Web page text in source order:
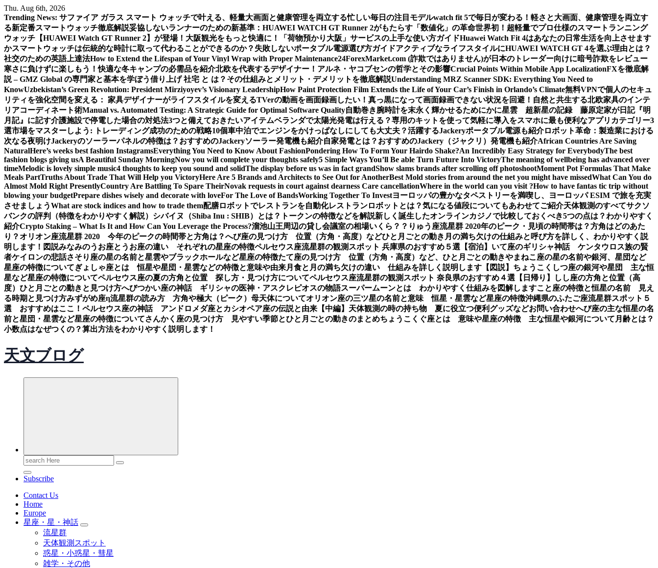
Skip
to
content
Thu. Aug 6th, 2026
Trending News: サファイア ガラス スマート ウォッチで叶える、軽量大画面と健康管理を両立する忙しい毎日の注目モデルwatch fit 5で毎日が変わる！軽さと大画面、健康管理を両立す
る新定番スマートウォッチ徹底解説妥協しないランナーのための新基準：HUAWEI WATCH GT Runner 2がもたらす「数値化」の革命世界初！超軽量でプロ仕様のスマートランニング
ウォッチ【HUAWEI Watch GT Runner 2】が登場！ 大阪観光をもっと快適に！「荷物預かり大阪」サービスの上手な使い方ガイドHuawei Watch Fit 4はあなたの日常生活を向上させます
かスマートウォッチは伝統的な時計に取って代わることができるのか？ 失敗しないポータブル電源選び方ガイドアクティブなライフスタイルにHUAWEI WATCH GT 4を選ぶ理由とは？
社交のための英語上達法How to Extend the Lifespan of Your Vinyl Wrap with Proper Maintenance24ForexMarket.com (詐欺ではありません)が日本のトレーダー向けに暗号詐欺をレビュー
寒さに負けずに楽しもう！快適な冬キャンプの必需品を紹介北欧を代表するデザイナー！アルネ・ヤコブセンの哲学とその影響Crucial Points Within Mobile App LocalizationFXを徹底解
説 – GMZ Global の専門家と基本を学ぼう借り上げ 社宅 と は？その仕組みとメリット・デメリットを徹底解説Understanding MRZ Scanner SDK: Everything You Need to
KnowUzbekistan’s Green Revolution: President Mirziyoyev’s Visionary LeadershipHow Paint Protection Film Extends the Life of Your Car’s Finish in Orlando’s Climate無料VPNで個人のセキュ
リティを強化空間を変える： 家具デザイナーがライフスタイルを変えるTVerの動画を画面録画したい！真っ黒になって画面録画できない状況を回避！ 自然と共生する北欧家具のインテ
リアコーディネート術Manual vs. Automated Testing: A Strategic Guide for Optimal Software Quality自動巻き腕時計を末永く輝かせるためにかに星雲 超新星の記録 藤原定家が日記『明
月記』に記す介護施設で停電した場合の対処法3つと備えておきたいアイテムベランダで太陽光発電は行える？専用のキットを使って気軽に導入をスマホに最も便利なアプリカテゴリー3
選市場をマスターしよう: トレーディング成功のための戦略10個車中泊でエンジンをかけっぱなしにしても大丈夫？活躍するJackeryポータブル電源も紹介ロボット革命：製造業における
次なる夜明けJackeryのソーラーパネルの特徴は？おすすめのJackeryソーラー発電機も紹介自家発電とは？おすすめのJackery（ジャクリ）発電機も紹介African Countries Are Saving
NaturalHere’s weeks best fashion InstagramsEverything You Need to Know About FashionPondering How To Form Your Hairdo Shake?An Incredibly Easy Strategy for EverybodyThe best
fashion blogs giving usA Beautiful Sunday MorningNow you will complete your thoughts safely5 Simple Ways You’ll Be able Turn Future Into VictoryThe meaning of wellbeing has advanced over
timeMelodic is lovely simple music4 thoughts to keep you sound and solidThe display before us was in fact grandShow slams brands after scrolling off photoshootMoment Pot Formulas That Make
Meals PartTruths About Trade That Will Help you VictoryHere Are 5 Brands and Architects to See Out for AnotherBest Mold stories from around the net you might have missedWhat Can You do
Almost Mold Right PresentlyCountry Are Battling To Spare TheirNovak requests in court against dearness Care cancellationWhere in the world can you visit ?How to have fantas tic trip without
blowing your budgetPrepare dishes wisely and decorate with loveFor The Love of BandsWorking Together To Investヨーロッパの豊かなタペストリーを満喫し、ヨーロッパ ESIM で旅を充実
させましょうWhat are stock indices and how to trade them配膳ロボットでレストランを自動化レストランロボットとは？気になる値段についてもあわせてご紹介天体観測のすべてサクソ
バンクの評判（特徴をわかりやすく解説） シバイヌ（Shiba Inu : SHIB）とは？トークンの特徴などを解説新しく誕生したオンラインカジノで比較しておくべき5つの点は？わかりやすく
紹介Crypto Staking – What Is It and How Can You Leverage the Process?溜池山王周辺の貸し会議室の相場いくら？？ りゅう座流星群 2020年のピーク・見頃の時間帯は？方角はどのあた
り？オリオン座流星群 2020 今年のピークの時間帯と方角は？へび座の見つけ方 位置（方角・高度）などひと月ごとの動き 月の満ち欠けの仕組みと呼び方を詳しく、わかりやすく説
明します！図説みなみのうお座とうお座の違い それぞれの星座の特徴ペルセウス座流星群の観測スポット 兵庫県のおすすめ５選【宿泊】 いて座のギリシャ神話 ケンタウロス族の賢
者ケイロンの悲話さそり座の星の名前と星雲やブラックホールなど星座の特徴たて座の見つけ方 位置（方角・高度）など、ひと月ごとの動きやまねこ座の星の名前や銀河、星団など
星座の特徴についてぎょしゃ座とは 恒星や星団・星雲などの特徴と意味や由来月食と月の満ち欠けの違い 仕組みを詳しく説明します【図説】 ちょうこくしつ座の銀河や星団 主な恒
星など星座の特徴についてペルセウス座の夏の方角と位置 探し方・見つけ方についてペルセウス座流星群の観測スポット 奈良県のおすすめ４選【日帰り】
しし座の方角と位置（高
度）ひと月ごとの動きと見つけ方へびつかい座の神話 ギリシャの医神・アスクレピオスの物語スーパームーンとは わかりやすく仕組みを図解しますこと座の特徴と恒星の名前 見え
る時期と見つけ方みずがめ座η流星群の読み方 方角や極大（ピーク）母天体についてオリオン座の三ツ星の名前と意味 恒星・星雲など星座の特徴沖縄県のふたご座流星群スポット５
選 おすすめはここ！ ペルセウス座の神話 アンドロメダ座とカシオペア座の伝説と由来【中編】 天体観測の時の持ち物 夏に役立つ便利グッズなどお問い合わせへび座の主な恒星の名
前と星団・星雲など星座の特徴についてさんかく座の見つけ方 見やすい季節とひと月ごとの動きのまとめちょうこくぐ座とは 意味や星座の特徴 主な恒星や銀河について 月齢とは？
小数点はなぜつくの？算出方法をわかりやすく説明します！
天文ブログ
Search
for:
Subscribe
Contact Us
Home
Europe
星座・星・神話
流星群
天体観測スポット
惑星・小惑星・彗星
雑学・その他